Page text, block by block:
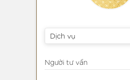
Dịch vụ
Người tư vấn